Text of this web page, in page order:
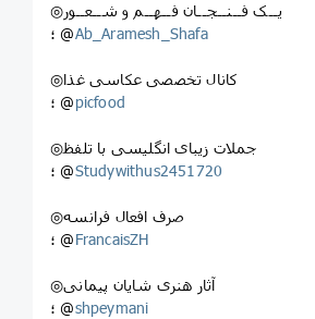
◎یــک فــنــجــان فــهــم و شــعــور
؛ @Ab_Aramesh_Shafa
◎کانال تخصصی عکاسی غذا
؛ @picfood
◎جملات زیبای انگلیسی با تلفظ
؛ @Studywithus2451720
◎صرف افعال فرانسه
؛ @FrancaisZH
◎آثار هنری شایان پیمانی
؛ @shpeymani